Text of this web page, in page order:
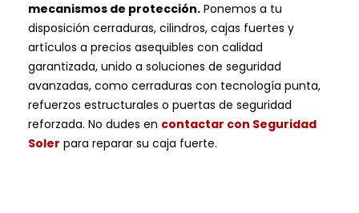
mecanismos de protección. Ponemos a tu
disposición cerraduras, cilindros, cajas fuertes y
artículos a precios asequibles con calidad
garantizada, unido a soluciones de seguridad
avanzadas, como cerraduras con tecnología punta,
refuerzos estructurales o puertas de seguridad
reforzada. No dudes en contactar con Seguridad
Soler para reparar su caja fuerte.